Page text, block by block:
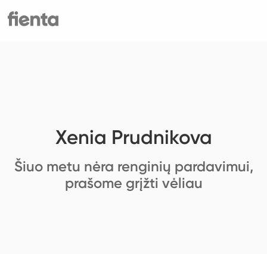
Xenia Prudnikova
Šiuo metu nėra renginių pardavimui,
prašome grįžti vėliau